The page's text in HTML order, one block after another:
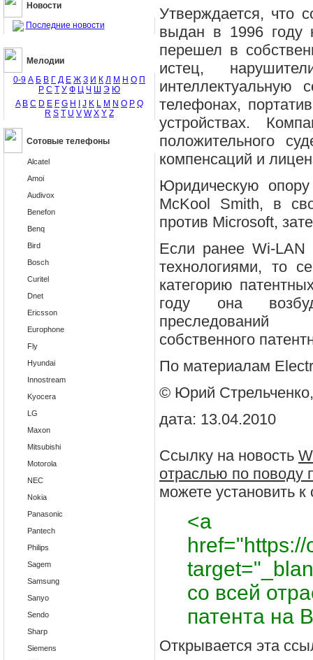
Новости
Последние новости
Мелодии
0-9 А Б В Г Д Е Ж З И К Л М Н О П
Р С Т У Ф Ц Ч Ш Э Ю
A B C D E F G H J K L M N O P Q
R S T U V W X Y Z
Сотовые телефоны
Alcatel
Amoi
Audivox
Benefon
Benq
Bird
Bosch
Curitel
Dnet
Ericsson
Europhone
Fly
Hyundai
Innostream
Kyocera
LG
Maxon
Mitsubishi
Motorola
NEC
Nokia
Panasonic
Pantech
Philips
Sagem
Samsung
Sanyo
Sendo
Sharp
Siemens
Утверждается, что
выдан в 1996 году
перешел в
истец,
интеллектуальную
телефонах,
устройствах.
положительного
компенсаций и
Юридическую
McKool Smith, в
против Microsoft,
Если ранее Wi-LAN
технологиями, то
категорию
году она
преследований
собственного
По материалам
© Юрий
дата: 13.04.2010
Ссылку на новость
отраслью по поводу
можете установить к
<a
со всей
патента на
Открывается эта